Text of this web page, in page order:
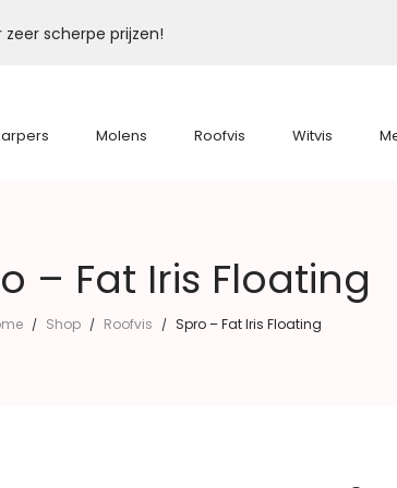
scherpe prijzen!
Molens Roofvis Witvis
– Fat Iris Floating
/ Shop / Roofvis / Spro – Fat Iris Floating